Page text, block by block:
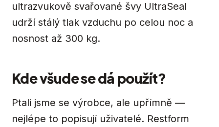
ultrazvukově svařované švy UltraSeal
udrží stálý tlak vzduchu po celou noc a
nosnost až 300 kg.
Kde všude se dá použít?
Ptali jsme se výrobce, ale upřímně —
nejlépe to popisují uživatelé. Restform